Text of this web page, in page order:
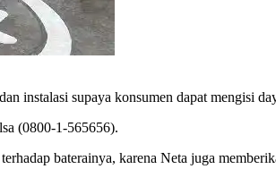
instalasi supaya konsumen dapat mengisi
(0800-1-565656).
baterainya, karena Neta juga